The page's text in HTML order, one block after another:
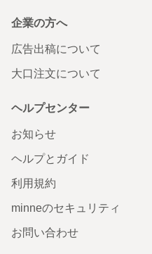
企業の方へ
広告出稿について
大口注文について
ヘルプセンター
お知らせ
ヘルプとガイド
利用規約
minneのセキュリティ
お問い合わせ